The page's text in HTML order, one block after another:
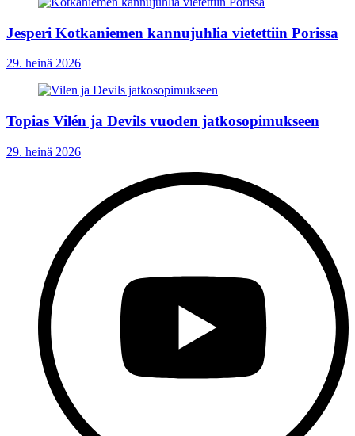
Jesperi Kotkaniemen kannujuhlia vietettiin Porissa
29. heinä 2026
Topias Vilén ja Devils vuoden jatkosopimukseen
29. heinä 2026